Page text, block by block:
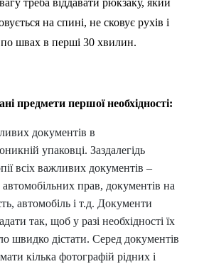
треба віддавати рюкзаку, який
на спині, не сковує рухів і
по швах в перші 30 хвилин.
предмети першої необхідності:
документів в
упаковці. Заздалегідь
всіх важливих документів –
прав, документів на
автомобіль і т.д. Документи
так, щоб у разі необхідності їх
швидко дістати. Серед документів
кілька фотографій рідних і